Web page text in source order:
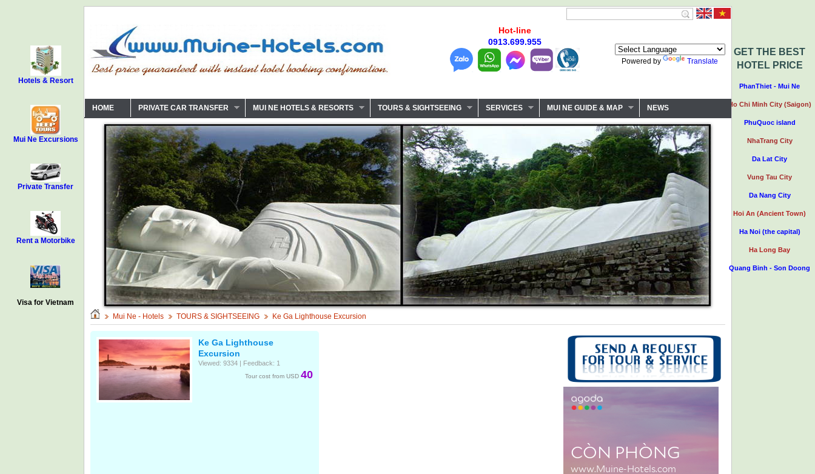
Hotels & Resort
Mui Ne Excursions
Private Transfer
Rent a Motorbike
Visa for Vietnam
GET THE BEST
HOTEL PRICE
PhanThiet - Mui Ne
Ho Chi Minh City (Saigon)
PhuQuoc island
NhaTrang City
Da Lat City
Vung Tau City
Da Nang City
Hoi An (Ancient Town)
Ha Noi (the capital)
Ha Long Bay
Quang Binh - Son Doong
Hot-line
0913.699.955
Powered by Translate
HOME PRIVATE CAR TRANSFER MUI NE HOTELS & RESORTS TOURS & SIGHTSEEING SERVICES MUI NE GUIDE & MAP NEWS
Mui Ne - Hotels TOURS & SIGHTSEEING Ke Ga Lighthouse Excursion
Ke Ga Lighthouse
Excursion
Viewed: 9334 | Feedback: 1
Tour cost from USD 40